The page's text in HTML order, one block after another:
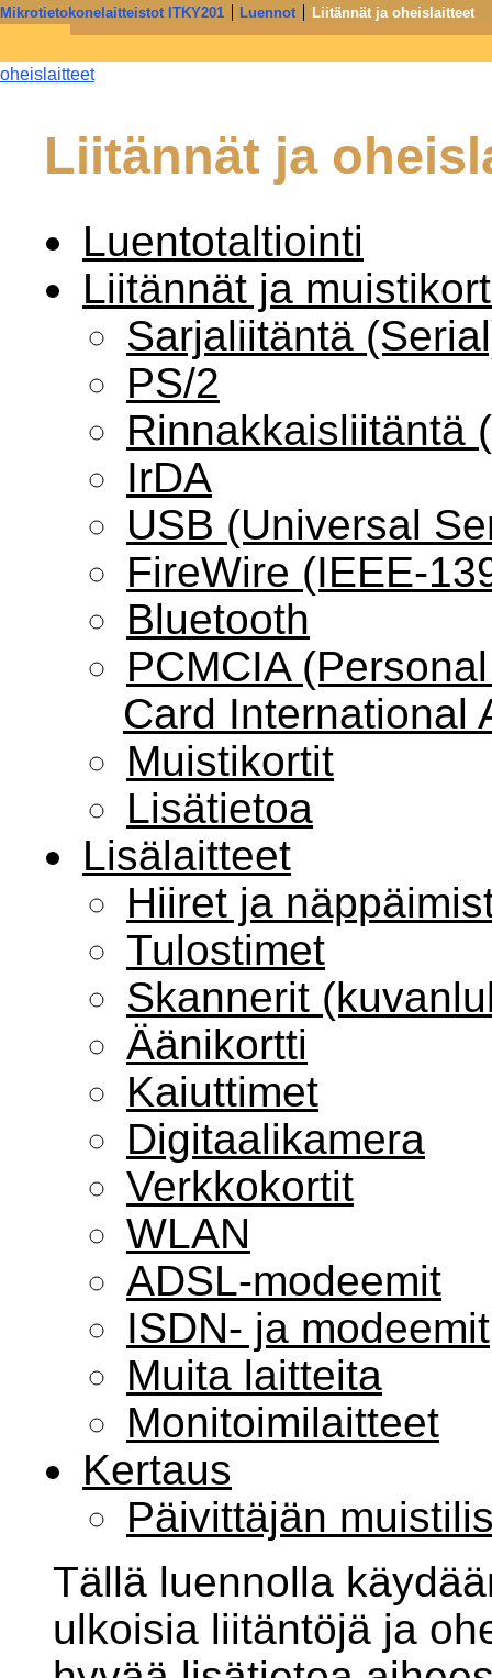
Liitännät ja
Luentotaltiointi
Liitännät ja
Sarjaliitäntä
PS/2
Rinnakkaisliitäntä
IrDA
USB (Universal
FireWire (IEEE-
Bluetooth
PCMCIA
Card International
Muistikortit
Lisätietoa
Lisälaitteet
Hiiret ja
Tulostimet
Skannerit
Äänikortti
Kaiuttimet
Digitaalikamera
Verkkokortit
WLAN
ADSL-modeemit
ISDN- ja modeemit
Muita laitteita
Monitoimilaitteet
Kertaus
Päivittäjän
Tällä luennolla
ulkoisia liitäntöjä ja
oheislaitteet
Informaatioteknologia - Jyväskylän yliopiston IT-tiedekunta
Mikrotietokonelaitteistot ITKY201 Luennot Liitännät ja oheislaitteet